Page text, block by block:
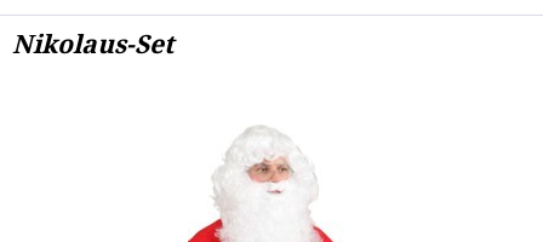
Nikolaus-Set